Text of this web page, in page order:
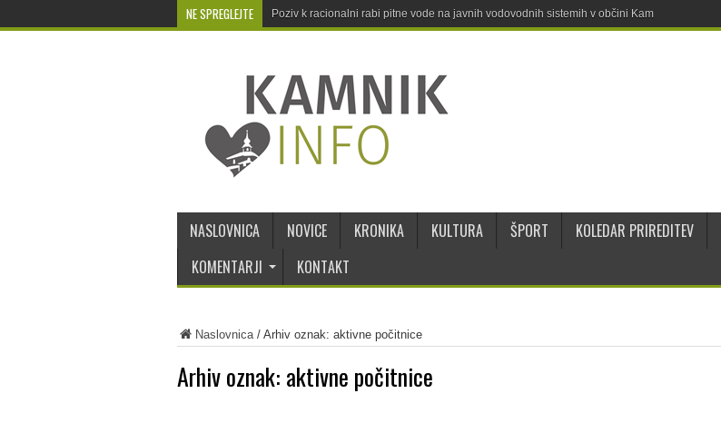
NE SPREGLEJTE Poziv k racionalni rabi pitne vode na javnih vodovodnih sistemih v občini Kamnik
NASLOVNICA NOVICE KRONIKA KULTURA ŠPORT KOLEDAR PRIREDITEV
KOMENTARJI
KONTAKT
Naslovnica/ Arhiv oznak: aktivne počitnice
Arhiv oznak: aktivne počitnice